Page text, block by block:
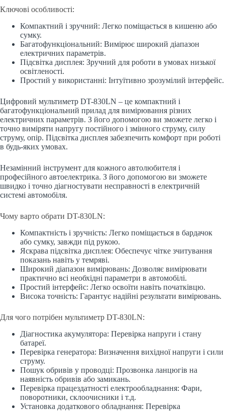
Ключові особливості:
Компактний і зручний: Легко поміщається в кишеню або
сумку.
Багатофункціональний: Вимірює широкий діапазон
електричних параметрів.
Підсвітка дисплея: Зручний для роботи в умовах низької
освітленості.
Простий у використанні: Інтуїтивно зрозумілий інтерфейс.
Цифровий мультиметр DT-830LN – це компактний і
багатофункціональний прилад для вимірювання різних
електричних параметрів. З його допомогою ви зможете легко і
точно виміряти напругу постійного і змінного струму, силу
струму, опір. Підсвітка дисплея забезпечить комфорт при роботі
в будь-яких умовах.
Незамінний інструмент для кожного автолюбителя і
професійного автоелектрика. З його допомогою ви зможете
швидко і точно діагностувати несправності в електричній
системі автомобіля.
Чому варто обрати DT-830LN:
Компактність і зручність: Легко поміщається в бардачок
або сумку, завжди під рукою.
Яскрава підсвітка дисплея: Обеспечує чітке зчитування
показань навіть у темряві.
Широкий діапазон вимірювань: Дозволяє вимірювати
практично всі необхідні параметри в автомобілі.
Простий інтерфейс: Легко освоїти навіть початківцю.
Висока точність: Гарантує надійні результати вимірювань.
Для чого потрібен мультиметр DT-830LN:
Діагностика акумулятора: Перевірка напруги і стану
батареї.
Перевірка генератора: Визначення вихідної напруги і сили
струму.
Пошук обривів у проводці: Прозвонка ланцюгів на
наявність обривів або замикань.
Перевірка працездатності електрообладнання: Фари,
поворотники, склоочисники і т.д.
Установка додаткового обладнання: Перевірка